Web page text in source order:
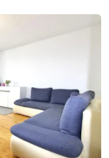
szeregowej 4 kondygna
mieszkalna to 192 m2
z garażem.